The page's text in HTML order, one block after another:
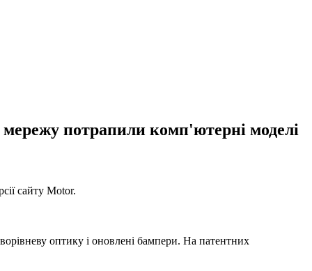
потрапили комп'ютерні моделі
сайту Motor.
оптику і оновлені бампери. На патентних